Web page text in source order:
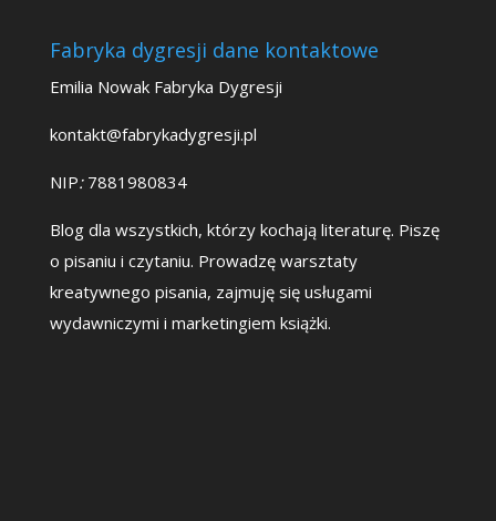
Fabryka dygresji dane kontaktowe
Emilia Nowak Fabryka Dygresji
kontakt@fabrykadygresji.pl
NIP: 7881980834
Blog dla wszystkich, którzy kochają literaturę. Piszę
o pisaniu i czytaniu. Prowadzę warsztaty
kreatywnego pisania, zajmuję się usługami
wydawniczymi i marketingiem książki.